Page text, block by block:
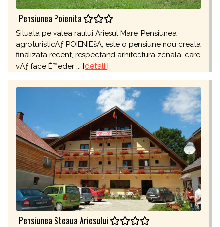
Pensiunea Poienita
Situata pe valea raului Ariesul Mare, Pensiunea
agroturisticÄƒ POIENIÈšA, este o pensiune nou creata
finalizata recent, respectand arhitectura zonala, care
vÄƒ face È™eder ... [detalii]
Pensiunea Steaua Ariesului